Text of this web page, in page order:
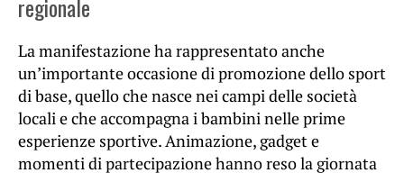
regionale
La manifestazione ha rappresentato anche
un’importante occasione di promozione dello sport
di base, quello che nasce nei campi delle società
locali e che accompagna i bambini nelle prime
esperienze sportive. Animazione, gadget e
momenti di partecipazione hanno reso la giornata